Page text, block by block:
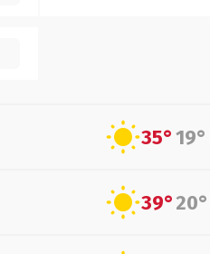
35°19°
39°20°